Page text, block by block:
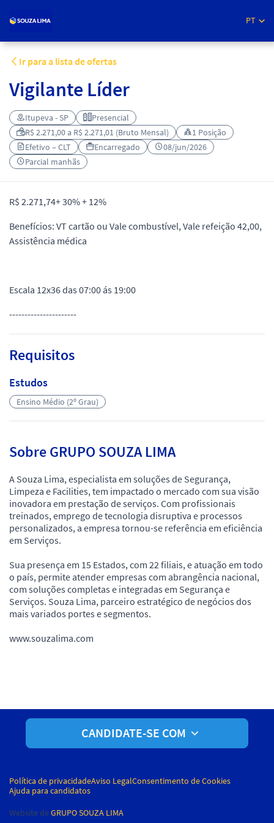
PT
Ir para a lista de ofertas
Vigilante Líder
Itupeva - SP
Presencial
R$ 2.271,00 a R$ 2.271,01 (Bruto Mensal)
1 Posição
Efetivo – CLT
Encarregado
08/jun/2026
Parcial manhãs
R$ 2.271,74+ 30% + 12%
Benefícios: VT cartão ou Vale combustível, Vale refeição 42,00,
Assistência médica
Escala 12x36 das 07:00 ás 19:00
----------------------
Requisitos
Estudos
Ensino Médio (2º Grau)
Sobre GRUPO SOUZA LIMA
A Souza Lima, especialista em soluções de Segurança,
Limpeza e Facilities, tem impactado o mercado com sua visão
inovadora em prestação de serviços. Com profissionais
treinados, emprego de tecnologia disruptiva e processos
personalizados, a empresa tornou-se referência em eficiência
em Serviços.
Sua presença em 15 Estados, com 22 filiais, e atuação em todo
o país, permite atender empresas com abrangência nacional,
com soluções completas e integradas em Segurança e
Serviços. Souza Lima, parceiro estratégico de negócios dos
mais variados portes e segmentos.
www.souzalima.com
CANDIDATE-SE COM
Política de privacidadeAviso LegalConsentimento de Cookies
Ajuda para candidatos
Website deGRUPO SOUZA LIMA